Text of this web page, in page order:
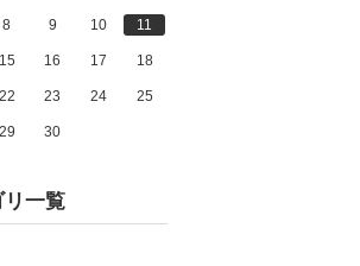
8 9 10 11
15 16 17 18
22 23 24 25
29 30
リ一覧